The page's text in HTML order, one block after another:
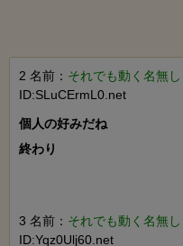
2 名前： それでも動く名無し
ID:SLuCErmL0.net
個人の好みだね
終わり
3 名前： それでも動く名無し
ID:Yqz0Ulj60.net